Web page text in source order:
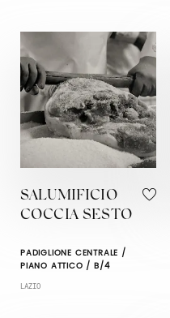
SALUMIFICIO
COCCIA SESTO
PADIGLIONE CENTRALE /
PIANO ATTICO / B/4
LAZIO